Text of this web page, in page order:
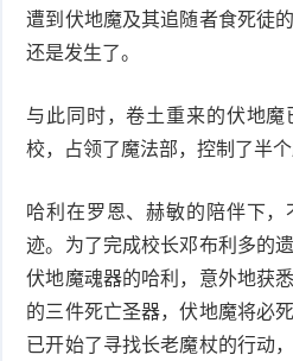
遭到伏地魔及其追随者食死徒
还是发生了。
与此同时，卷土重来的伏地
校，占领了魔法部，控制了半
哈利在罗恩、赫敏的陪伴下
迹。为了完成校长邓布利多的
伏地魔魂器的哈利，意外地获
的三件死亡圣器，伏地魔将必
已开始了寻找长老魔杖的行动